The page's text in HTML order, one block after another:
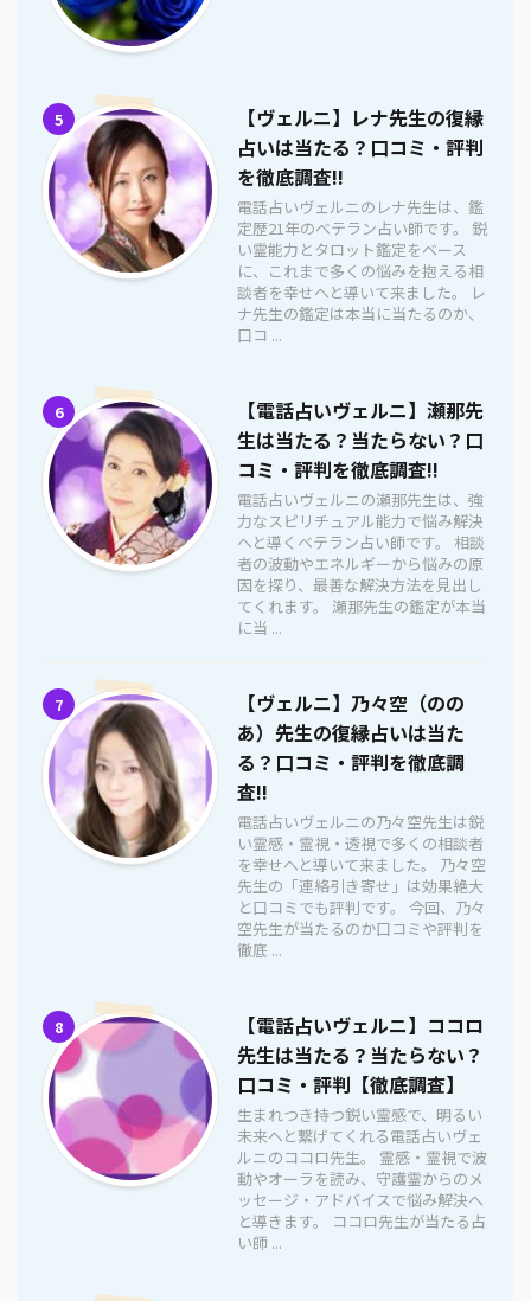
5
【ヴェルニ】レナ先生の復縁
占いは当たる？口コミ・評判
を徹底調査!!
電話占いヴェルニのレナ先生は、鑑
定歴21年のベテラン占い師です。 鋭
い霊能力とタロット鑑定をベース
に、これまで多くの悩みを抱える相
談者を幸せへと導いて来ました。 レ
ナ先生の鑑定は本当に当たるのか、
口コ ...
6
【電話占いヴェルニ】瀬那先
生は当たる？当たらない？口
コミ・評判を徹底調査!!
電話占いヴェルニの瀬那先生は、強
力なスピリチュアル能力で悩み解決
へと導くベテラン占い師です。 相談
者の波動やエネルギーから悩みの原
因を探り、最善な解決方法を見出し
てくれます。 瀬那先生の鑑定が本当
に当 ...
7
【ヴェルニ】乃々空（のの
あ）先生の復縁占いは当た
る？口コミ・評判を徹底調
査!!
電話占いヴェルニの乃々空先生は鋭
い霊感・霊視・透視で多くの相談者
を幸せへと導いて来ました。 乃々空
先生の「連絡引き寄せ」は効果絶大
と口コミでも評判です。 今回、乃々
空先生が当たるのか口コミや評判を
徹底 ...
8
【電話占いヴェルニ】ココロ
先生は当たる？当たらない？
口コミ・評判【徹底調査】
生まれつき持つ鋭い霊感で、明るい
未来へと繋げてくれる電話占いヴェ
ルニのココロ先生。 霊感・霊視で波
動やオーラを読み、守護霊からのメ
ッセージ・アドバイスで悩み解決へ
と導きます。 ココロ先生が当たる占
い師 ...